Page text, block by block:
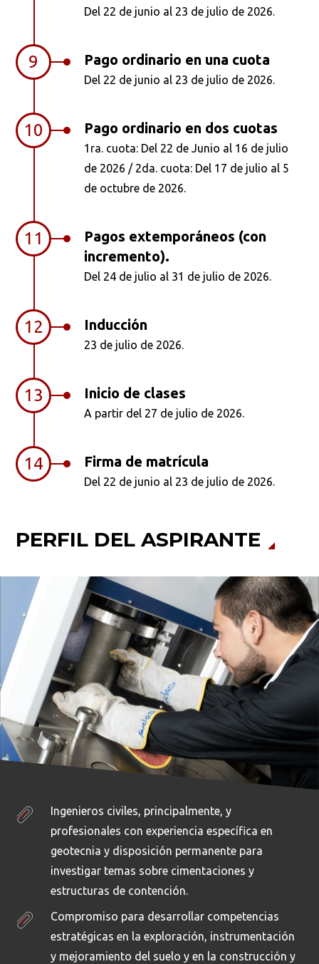
Del 22 de junio al 23 de julio de 2026.
9 Pago ordinario en una cuota
Del 22 de junio al 23 de julio de 2026.
10 Pago ordinario en dos cuotas
1ra. cuota: Del 22 de Junio al 16 de julio
de 2026 / 2da. cuota: Del 17 de julio al 5
de octubre de 2026.
11
Pagos extemporáneos (con
incremento).
Del 24 de julio al 31 de julio de 2026.
12 Inducción
23 de julio de 2026.
13 Inicio de clases
A partir del 27 de julio de 2026.
14 Firma de matrícula
Del 22 de junio al 23 de julio de 2026.
PERFIL DEL ASPIRANTE
Ingenieros civiles, principalmente, y
profesionales con experiencia específica en
geotecnia y disposición permanente para
investigar temas sobre cimentaciones y
estructuras de contención.
Compromiso para desarrollar competencias
estratégicas en la exploración, instrumentación
y mejoramiento del suelo y en la construcción y